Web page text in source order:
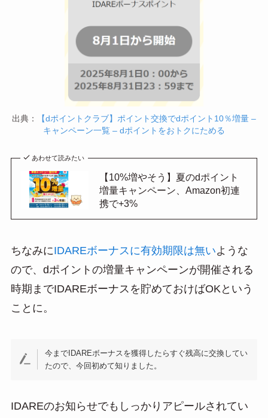
出典：
【dポイントクラブ】ポイント交換でdポイント10％増量 –
キャンペーン一覧 – dポイントをおトクにためる
あわせて読みたい
【10%増やそう】夏のdポイント
増量キャンペーン、Amazon初連
携で+3%
ちなみにIDAREボーナスに有効期限は無いような
ので、dポイントの増量キャンペーンが開催される
時期までIDAREボーナスを貯めておけばOKという
ことに。
今までIDAREボーナスを獲得したらすぐ残高に交換してい
たので、今回初めて知りました。
IDAREのお知らせでもしっかりアピールされてい